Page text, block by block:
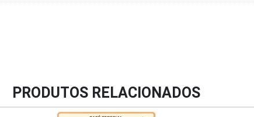
PRODUTOS RELACIONADOS